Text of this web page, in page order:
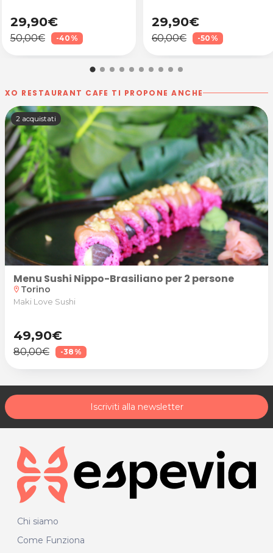
29,90€
50,00€ -40%
29,90€
60,00€ -50%
XO RESTAURANT CAFE TI PROPONE ANCHE
2 acquistati
Menu Sushi Nippo-Brasiliano per 2 persone
location_on Torino
Maki Love Sushi
49,90€
80,00€ -38%
Iscriviti alla newsletter
Chi siamo
Come Funziona